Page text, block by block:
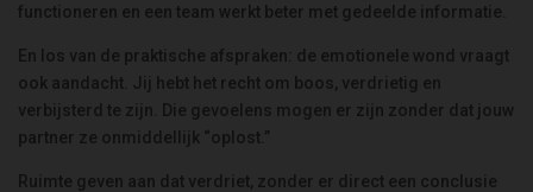
functioneren en een team werkt beter met gedeelde informatie.
En los van de praktische afspraken: de emotionele wond vraagt
ook aandacht. Jij hebt het recht om boos, verdrietig en
verbijsterd te zijn. Die gevoelens mogen er zijn zonder dat jouw
partner ze onmiddellijk “oplost.”
Ruimte geven aan dat verdriet, zonder er direct een conclusie